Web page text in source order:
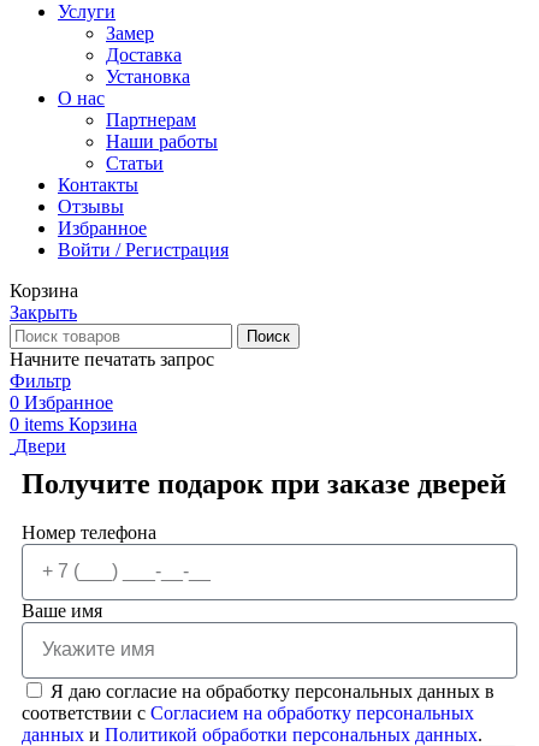
Услуги
Замер
Доставка
Установка
О нас
Партнерам
Наши работы
Статьи
Контакты
Отзывы
Избранное
Войти / Регистрация
Корзина
Закрыть
Поиск
Начните печатать запрос
Фильтр
0 Избранное
0 items Корзина
Двери
Получите подарок при заказе дверей
Номер телефона
Ваше имя
Я даю согласие на обработку персональных данных в
соответствии с Согласием на обработку персональных
данных и Политикой обработки персональных данных.